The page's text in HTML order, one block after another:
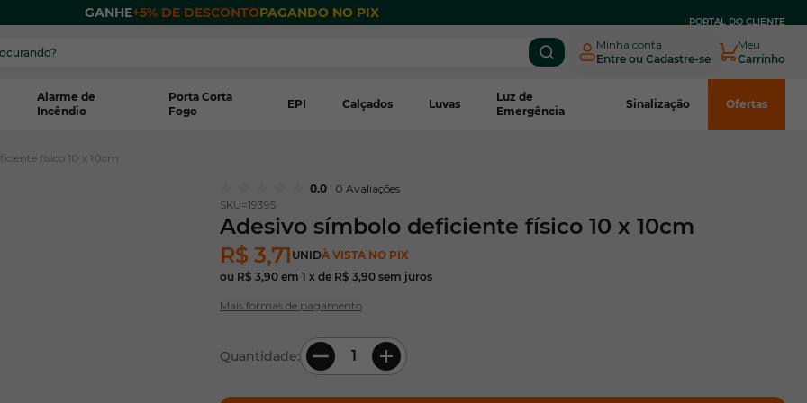
GANHE+5% DE DESCONTOPAGANDO NO PIX
PORTAL DO CLIENTE
Minha conta
Entre ou Cadastre-se
Meu
Carrinho
Alarme de
Incêndio
Porta Corta
Fogo
EPI Calçados Luvas
Luz de
Emergência
Sinalização Ofertas
físico 10 x 10cm
0.0 | 0 Avaliações
SKU=19395
Adesivo símbolo deficiente físico 10 x 10cm
R$ 3,71 UNIDÀ VISTA NO PIX
ou R$ 3,90 em 1 x de R$ 3,90 sem juros
Mais formas de pagamento
Quantidade: